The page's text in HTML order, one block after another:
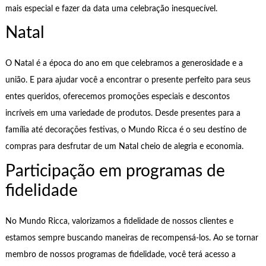
mais especial e fazer da data uma celebração inesquecível.
Natal
O Natal é a época do ano em que celebramos a generosidade e a
união. E para ajudar você a encontrar o presente perfeito para seus
entes queridos, oferecemos promoções especiais e descontos
incríveis em uma variedade de produtos. Desde presentes para a
família até decorações festivas, o Mundo Ricca é o seu destino de
compras para desfrutar de um Natal cheio de alegria e economia.
Participação em programas de
fidelidade
No Mundo Ricca, valorizamos a fidelidade de nossos clientes e
estamos sempre buscando maneiras de recompensá-los. Ao se tornar
membro de nossos programas de fidelidade, você terá acesso a